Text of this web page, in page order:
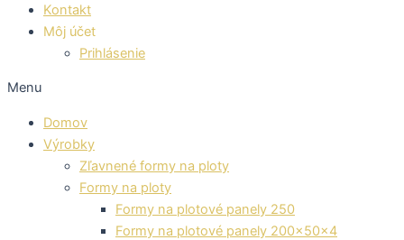
Kontakt
Môj účet
Prihlásenie
Menu
Domov
Výrobky
Zľavnené formy na ploty
Formy na ploty
Formy na plotové panely 250
Formy na plotové panely 200x50x4